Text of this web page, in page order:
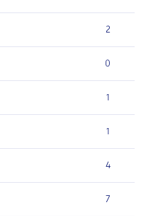
2
0
1
1
4
7